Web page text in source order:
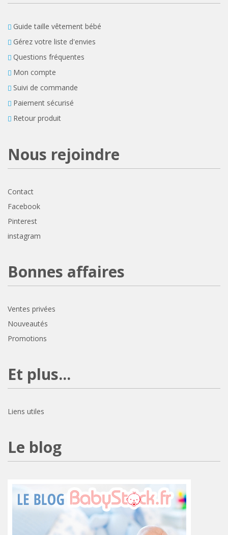
Guide taille vêtement bébé
Gérez votre liste d'envies
Questions fréquentes
Mon compte
Suivi de commande
Paiement sécurisé
Retour produit
Nous rejoindre
Contact
Facebook
Pinterest
instagram
Bonnes affaires
Ventes privées
Nouveautés
Promotions
Et plus...
Liens utiles
Le blog